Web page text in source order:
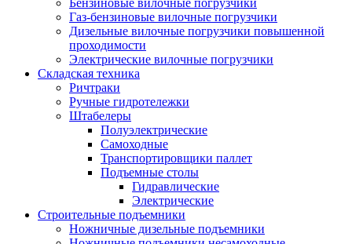
Газ-бензиновые вилочные погрузчики
Дизельные вилочные погрузчики повышенной
проходимости
Электрические вилочные погрузчики
Складская техника
Ричтраки
Ручные гидротележки
Штабелеры
Полуэлектрические
Самоходные
Транспортировщики паллет
Подъемные столы
Гидравлические
Электрические
Строительные подъемники
Ножничные дизельные подъемники